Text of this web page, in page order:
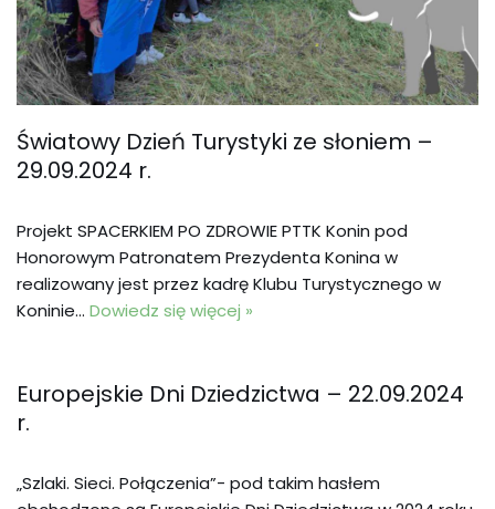
Światowy Dzień Turystyki ze słoniem –
29.09.2024 r.
Projekt SPACERKIEM PO ZDROWIE PTTK Konin pod
Honorowym Patronatem Prezydenta Konina w
realizowany jest przez kadrę Klubu Turystycznego w
Koninie… Dowiedz się więcej »
Europejskie Dni Dziedzictwa – 22.09.2024
r.
„Szlaki. Sieci. Połączenia”- pod takim hasłem